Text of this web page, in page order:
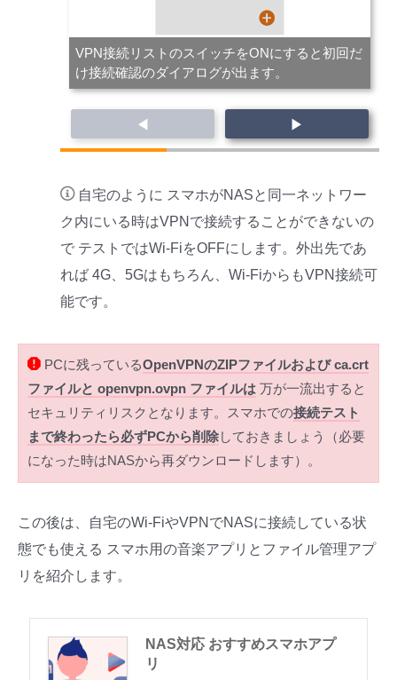
VPN接続リストのスイッチをONにすると初回だ
け接続確認のダイアログが出ます。
◀ ▶
自宅のように スマホがNASと同一ネットワー
ク内にいる時はVPNで接続することができないの
で テストではWi-FiをOFFにします。外出先であ
れば 4G、5Gはもちろん、Wi-FiからもVPN接続可
能です。
PCに残っているOpenVPNのZIPファイルおよび ca.crt
ファイルと openvpn.ovpn ファイルは 万が一流出すると
セキュリティリスクとなります。スマホでの接続テスト
まで終わったら必ずPCから削除しておきましょう（必要
になった時はNASから再ダウンロードします）。
この後は、自宅のWi-FiやVPNでNASに接続している状
態でも使える スマホ用の音楽アプリとファイル管理アプ
リを紹介します。
NAS対応 おすすめスマホアプ
リ